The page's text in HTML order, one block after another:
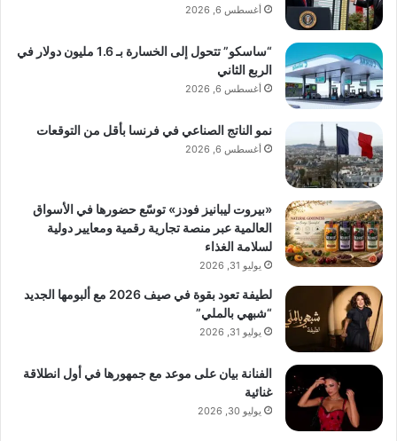
أغسطس 6, 2026
“ساسكو” تتحول إلى الخسارة بـ 1.6 مليون دولار في
الربع الثاني
أغسطس 6, 2026
نمو الناتج الصناعي في فرنسا بأقل من التوقعات
أغسطس 6, 2026
«بيروت ليبانيز فودز» توسّع حضورها في الأسواق
العالمية عبر منصة تجارية رقمية ومعايير دولية
لسلامة الغذاء
يوليو 31, 2026
لطيفة تعود بقوة في صيف 2026 مع ألبومها الجديد
“شبهي بالملي”
يوليو 31, 2026
الفنانة بيان على موعد مع جمهورها في أول انطلاقة
غنائية
يوليو 30, 2026